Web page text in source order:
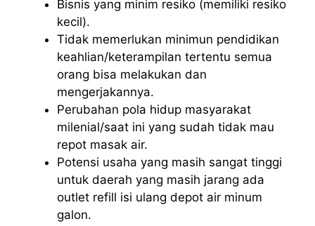
Bisnis yang minim resiko (memiliki resiko
kecil).
Tidak memerlukan minimun pendidikan
keahlian/keterampilan tertentu semua
orang bisa melakukan dan
mengerjakannya.
Perubahan pola hidup masyarakat
milenial/saat ini yang sudah tidak mau
repot masak air.
Potensi usaha yang masih sangat tinggi
untuk daerah yang masih jarang ada
outlet refill isi ulang depot air minum
galon.